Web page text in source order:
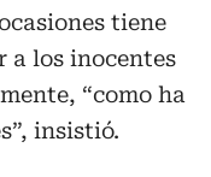
tiene
a los inocentes
“como ha
insistió.